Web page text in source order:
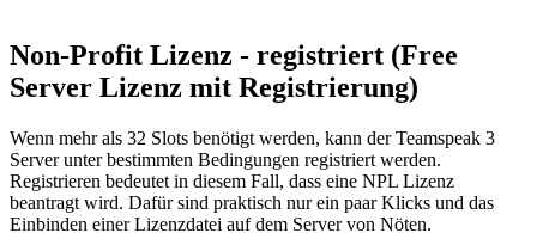
Non-Profit Lizenz - registriert (Free
Server Lizenz mit Registrierung)
Wenn mehr als 32 Slots benötigt werden, kann der Teamspeak 3
Server unter bestimmten Bedingungen registriert werden.
Registrieren bedeutet in diesem Fall, dass eine NPL Lizenz
beantragt wird. Dafür sind praktisch nur ein paar Klicks und das
Einbinden einer Lizenzdatei auf dem Server von Nöten.